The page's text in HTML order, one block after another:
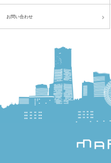
お問い合わせ